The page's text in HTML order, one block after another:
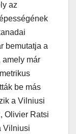
az
bemutatja a
amely már
be más
a Vilniusi
Olivier Ratsi
Vilniusi